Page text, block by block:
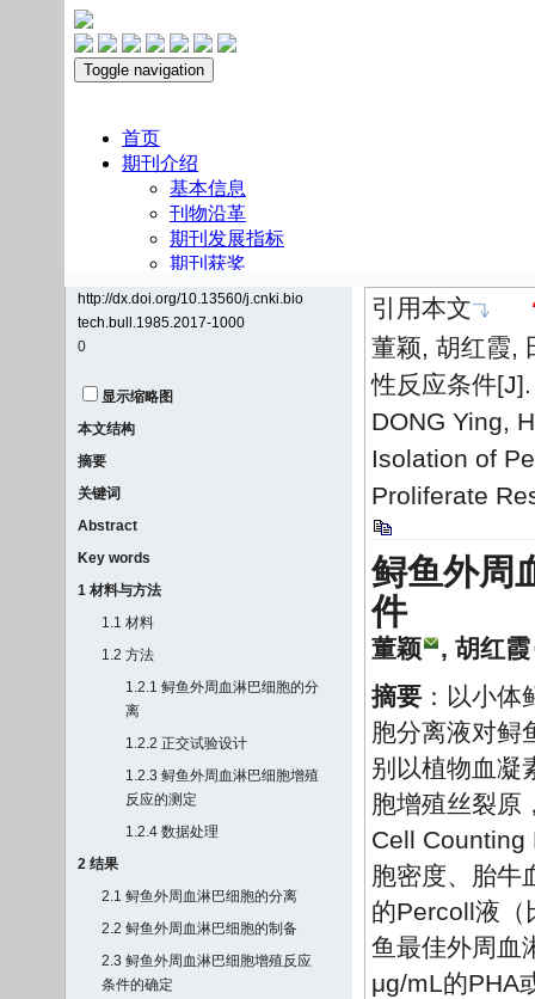
http://dx.doi.org/10.13560/j.cnki.bio
tech.bull.1985.2017-1000
0
显示缩略图
本文结构
摘要
关键词
Abstract
Key words
1 材料与方法
1.1 材料
1.2 方法
1.2.1 鲟鱼外周血淋巴细胞的分
离
1.2.2 正交试验设计
1.2.3 鲟鱼外周血淋巴细胞增殖
反应的测定
1.2.4 数据处理
2 结果
2.1 鲟鱼外周血淋巴细胞的分离
2.2 鲟鱼外周血淋巴细胞的制备
2.3 鲟鱼外周血淋巴细胞增殖反应
条件的确定
引用本文
董颖, 胡红霞,
性反应条件
DONG Ying,
Isolation of
Proliferate
鲟鱼外周
件
董颖 , 胡红霞
摘要 ：以小体
胞分离液对鲟
别以植物血凝
胞增殖丝裂原
Cell Counting
胞密度、胎牛
的Percoll液（
鱼最佳外周血
μg/mL的PHA